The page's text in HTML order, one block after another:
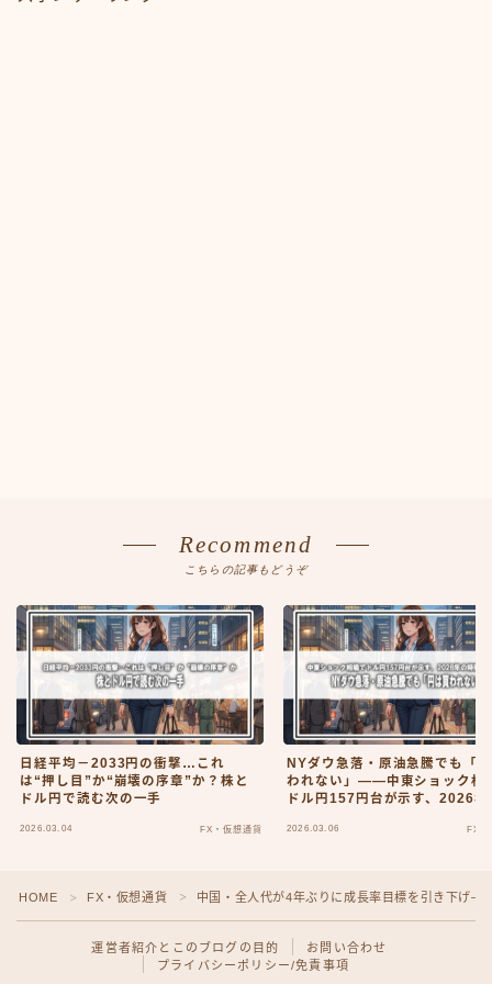
Recommend
こちらの記事もどうぞ
日経平均－2033円の衝撃…これ
は“押し目”か“崩壊の序章”か？株と
ドル円で読む次の一手
2026.03.04 FX・仮想通貨
NYダウ急落・原油急騰でも「
われない」——中東ショック相
ドル円157円台が示す、2026年
2026.03.06 FX・
HOME ＞ FX・仮想通貨 ＞ 中国・全人代が4年ぶりに成長率目標を引き下げ
運営者紹介とこのブログの目的
お問い合わせ
プライバシーポリシー/免責事項